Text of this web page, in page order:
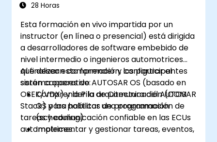
28 Horas
Esta formación en vivo impartida por un
instructor (en línea o presencial) está dirigida
a desarrolladores de software embebido de
nivel intermedio o ingenieros automotrices
que desean comprender y configurar el
sistema operativo AUTOSAR OS (basado en
OSEK/VDX) y la Pila de Comunicación (COM
Stack) para habilitar una programación de
tareas y comunicación confiable en las ECUs
automotrices.
Al finalizar esta formación, los participantes
serán capaces de:
Comprender la arquitectura del AUTOSAR
OS y las políticas de programación
(scheduling)
Implementar y gestionar tareas, eventos,